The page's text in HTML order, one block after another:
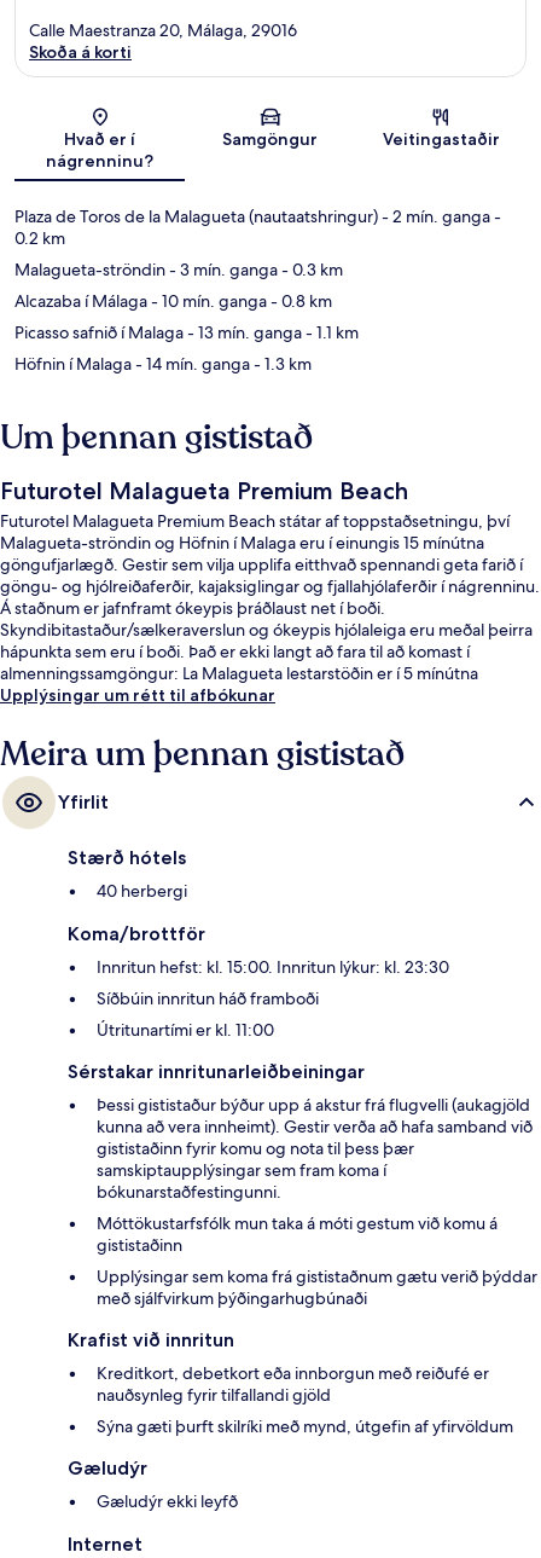
Kort
Calle Maestranza 20, Málaga, 29016
Skoða á korti
Hvað er í
nágrenninu?
Samgöngur Veitingastaðir
Plaza de Toros de la Malagueta (nautaatshringur)- 2 mín. ganga-
0.2 km
Malagueta-ströndin- 3 mín. ganga- 0.3 km
Alcazaba í Málaga- 10 mín. ganga- 0.8 km
Picasso safnið í Malaga- 13 mín. ganga- 1.1 km
Höfnin í Malaga- 14 mín. ganga- 1.3 km
Um þennan gististað
Futurotel Malagueta Premium Beach
Futurotel Malagueta Premium Beach státar af toppstaðsetningu, því
Malagueta-ströndin og Höfnin í Malaga eru í einungis 15 mínútna
göngufjarlægð. Gestir sem vilja upplifa eitthvað spennandi geta farið í
göngu- og hjólreiðaferðir, kajaksiglingar og fjallahjólaferðir í nágrenninu.
Á staðnum er jafnframt ókeypis þráðlaust net í boði.
Skyndibitastaður/sælkeraverslun og ókeypis hjólaleiga eru meðal þeirra
hápunkta sem eru í boði. Það er ekki langt að fara til að komast í
almenningssamgöngur: La Malagueta lestarstöðin er í 5 mínútna
göngufjarlægð.
Upplýsingar um rétt til afbókunar
Meira um þennan gististað
Yfirlit
Stærð hótels
40 herbergi
Koma/brottför
Innritun hefst: kl. 15:00. Innritun lýkur: kl. 23:30
Síðbúin innritun háð framboði
Útritunartími er kl. 11:00
Sérstakar innritunarleiðbeiningar
Þessi gististaður býður upp á akstur frá flugvelli (aukagjöld
kunna að vera innheimt). Gestir verða að hafa samband við
gististaðinn fyrir komu og nota til þess þær
samskiptaupplýsingar sem fram koma í
bókunarstaðfestingunni.
Móttökustarfsfólk mun taka á móti gestum við komu á
gististaðinn
Upplýsingar sem koma frá gististaðnum gætu verið þýddar
með sjálfvirkum þýðingarhugbúnaði
Krafist við innritun
Kreditkort, debetkort eða innborgun með reiðufé er
nauðsynleg fyrir tilfallandi gjöld
Sýna gæti þurft skilríki með mynd, útgefin af yfirvöldum
Gæludýr
Gæludýr ekki leyfð
Internet